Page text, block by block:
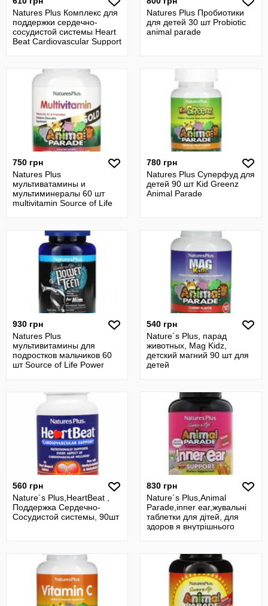
Natures Plus Комплекс для
поддержки сердечно-
сосудистой системы Heart
Beat Cardiovascular Support
Natures Plus Пробиотики
для детей 30 шт Probiotic
animal parade
750 грн
Natures Plus
мультиватамины и
мультиминералы 60 шт
multivitamin Source of Life
780 грн
Natures Plus Суперфуд для
детей 90 шт Kid Greenz
Animal Parade
930 грн
Natures Plus
мультивитамины для
подростков мальчиков 60
шт Source of Life Power
540 грн
Nature´s Plus, парад
животных, Mag Kidz,
детский магний 90 шт для
детей
560 грн
Nature´s Plus,HeartBeat ,
Поддержка Сердечно-
Сосудистой системы, 90шт
830 грн
Nature´s Plus,Animal
Parade,inner ear,жувальні
таблетки для дітей, для
здоров я внутрішнього